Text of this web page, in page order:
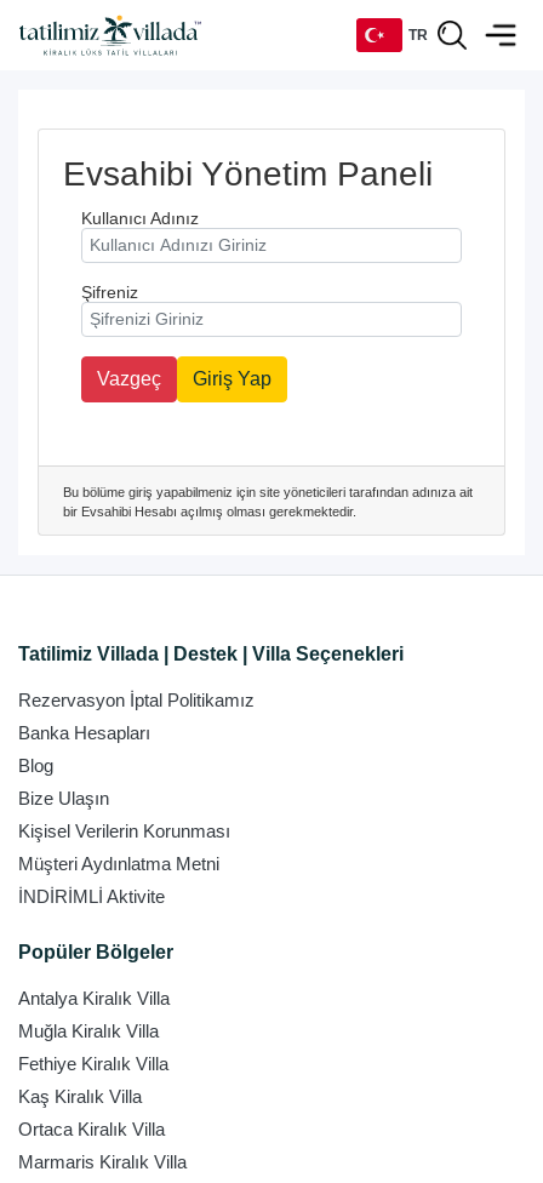
TR
Evsahibi Yönetim Paneli
Kullanıcı Adınız
Şifreniz
Vazgeç Giriş Yap
Bu bölüme giriş yapabilmeniz için site yöneticileri tarafından adınıza ait
bir Evsahibi Hesabı açılmış olması gerekmektedir.
Tatilimiz Villada | Destek | Villa Seçenekleri
Rezervasyon İptal Politikamız
Banka Hesapları
Blog
Bize Ulaşın
Kişisel Verilerin Korunması
Müşteri Aydınlatma Metni
İNDİRİMLİ Aktivite
Popüler Bölgeler
Antalya Kiralık Villa
Muğla Kiralık Villa
Fethiye Kiralık Villa
Kaş Kiralık Villa
Ortaca Kiralık Villa
Marmaris Kiralık Villa